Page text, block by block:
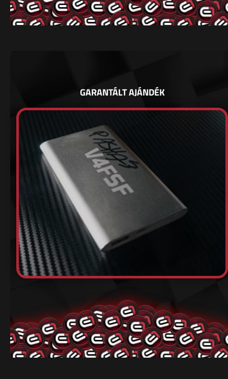
GARANTÁLT AJÁNDÉK